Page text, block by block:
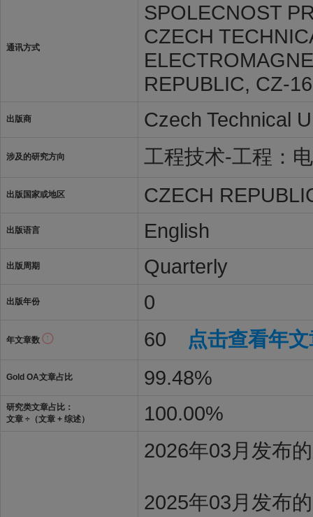
通讯方式
SPOLECNOST
CZECH
REPUBLIC, CZ-
出版商 Czech Technical
涉及的研究方向 工程技术-工程：
出版国家或地区 CZECH
出版语言 English
出版周期 Quarterly
出版年份 0
年文章数 60 点击查看年
Gold OA文章占比 99.48%
研究类文章占比：
文章 ÷（文章 + 综述）
100.00%
2026年03月发布
2025年03月发布